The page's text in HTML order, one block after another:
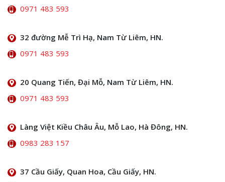
0971 483 593
32 đường Mễ Trì Hạ, Nam Từ Liêm, HN.
0971 483 593
20 Quang Tiến, Đại Mỗ, Nam Từ Liêm, HN.
0971 483 593
Làng Việt Kiều Châu Âu, Mỗ Lao, Hà Đông, HN.
0983 283 157
37 Cầu Giấy, Quan Hoa, Cầu Giấy, HN.